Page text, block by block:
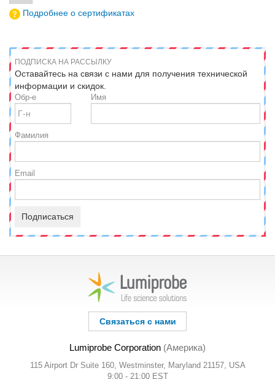
Подробнее о сертификатах
ПОДПИСКА НА РАССЫЛКУ
Оставайтесь на связи с нами для получения технической
информации и скидок.
Обр-е Имя
Фамилия
Email
Подписаться
Связаться с нами
Lumiprobe Corporation (Америка)
115 Airport Dr Suite 160, Westminster, Maryland 21157, USA
9:00 - 21:00 EST